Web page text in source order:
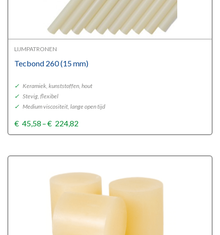
LIJMPATRONEN
Tecbond 260 (15 mm)
✓ Keramiek, kunststoffen, hout
✓ Stevig, flexibel
✓ Medium viscositeit, lange open tijd
€ 45,58 –€ 224,82
range: